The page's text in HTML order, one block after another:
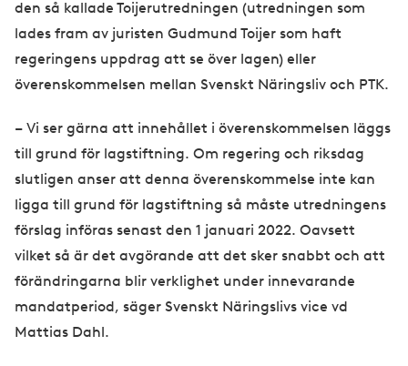
den så kallade Toijerutredningen (utredningen som
lades fram av juristen Gudmund Toijer som haft
regeringens uppdrag att se över lagen) eller
överenskommelsen mellan Svenskt Näringsliv och PTK.
– Vi ser gärna att innehållet i överenskommelsen läggs
till grund för lagstiftning. Om regering och riksdag
slutligen anser att denna överenskommelse inte kan
ligga till grund för lagstiftning så måste utredningens
förslag införas senast den 1 januari 2022. Oavsett
vilket så är det avgörande att det sker snabbt och att
förändringarna blir verklighet under innevarande
mandatperiod, säger Svenskt Näringslivs vice vd
Mattias Dahl.